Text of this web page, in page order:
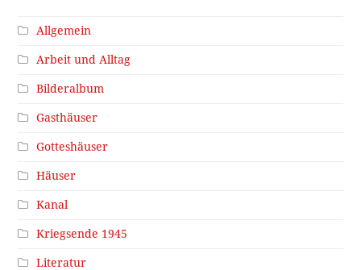
Allgemein
Arbeit und Alltag
Bilderalbum
Gasthäuser
Gotteshäuser
Häuser
Kanal
Kriegsende 1945
Literatur